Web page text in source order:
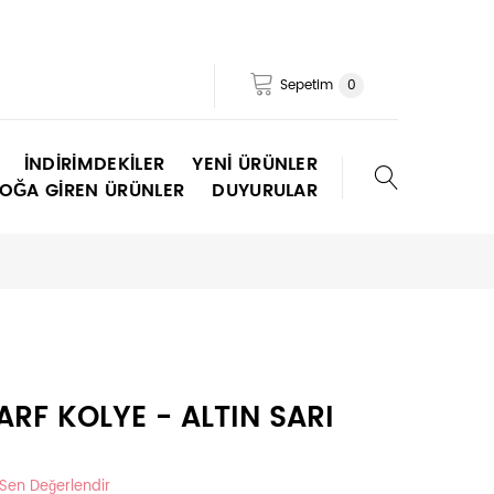
Sepetim 0
İNDIRIMDEKILER
YENI ÜRÜNLER
GIREN ÜRÜNLER
DUYURULAR
KOLYE - ALTIN SARI
Değerlendir